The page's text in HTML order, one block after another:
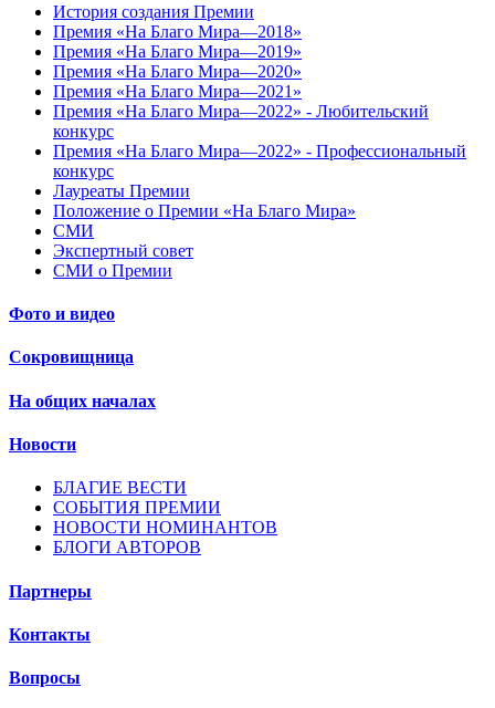
История создания Премии
Премия «На Благо Мира—2018»
Премия «На Благо Мира—2019»
Премия «На Благо Мира—2020»
Премия «На Благо Мира—2021»
Премия «На Благо Мира—2022» - Любительский
конкурс
Премия «На Благо Мира—2022» - Профессиональный
конкурс
Лауреаты Премии
Положение о Премии «На Благо Мира»
СМИ
Экспертный совет
СМИ о Премии
Фото и видео
Сокровищница
На общих началах
Новости
БЛАГИЕ ВЕСТИ
СОБЫТИЯ ПРЕМИИ
НОВОСТИ НОМИНАНТОВ
БЛОГИ АВТОРОВ
Партнеры
Контакты
Вопросы